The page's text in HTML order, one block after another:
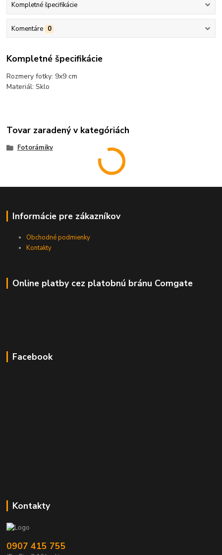
Kompletné špecifikácie
Komentáre 0
Kompletné špecifikácie
Rozmery fotky: 9x9 cm
Materiál: Sklo
Tovar zaradený v kategóriách
Fotorámiky
Informácie pre zákazníkov
Obchodné podmienky
Kontakty
Online platby cez platobnú bránu Comgate
Facebook
Kontakty
0907 415 755